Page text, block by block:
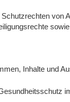
von
Inhalte und